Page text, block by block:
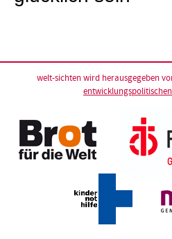
welt-sichten wird herausgegeben